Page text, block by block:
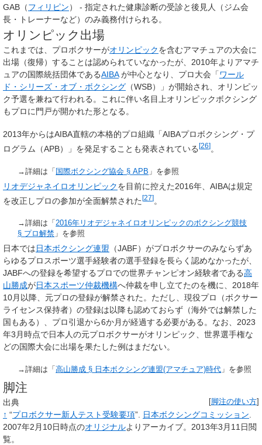
GAB（フィリピン） - 指定された健康診断の受診と後見人（ジム会
長・トレーナーなど）のみ義務付けられる。
オリンピック出場
これまでは、プロボクサーがオリンピックを含むアマチュアの大会に
出場（復帰）することは認められていなかったが、2010年よりアマチ
ュアの国際統括団体であるAIBAが中心となり、プロ大会「ワール
ド・シリーズ・オブ・ボクシング （WSB）」が開始され、オリンピッ
ク予選を兼ねて行われる。これに伴い名目上オリンピックボクシング
もプロに門戸が開かれた形となる。
2013年からはAIBA直轄の本格的プロ組織「AIBAプロボクシング・プ
ログラム（APB）」を発足することも発表されている [26] 。
→詳細は「 国際ボクシング協会 § APB 」を参照
リオデジャネイロオリンピックを目前に控えた2016年、AIBAは規定
を改正しプロの参加が全面解禁された[27]。
→詳細は「2016年リオデジャネイロオリンピックのボクシング競技
§ プロ解禁 」を参照
日本では日本ボクシング連盟 （JABF）がプロボクサーのみならずあ
らゆるプロスポーツ選手経験者の選手登録を長らく認めなかったが、
JABFへの登録を希望するプロでの世界チャンピオン経験者である高
山勝成が日本スポーツ仲裁機構へ仲裁を申し立てたのを機に、2018年
10月以降、元プロの登録が解禁された。ただし、現役プロ（ボクサー
ライセンス保持者）の登録は以降も認めておらず（海外では解禁した
国もある）、プロ引退から6か月が経過する必要がある。なお、2023
年3月時点で日本人の元プロボクサーがオリンピック、世界選手権な
どの国際大会に出場を果たした例はまだない。
→詳細は「 高山勝成 § 日本ボクシング連盟(アマチュア)時代 」を参照
脚注
脚注の使い方
出典
↑ “プロボクサー新人テスト受験要項”. 日本ボクシングコミッション.
2007年2月10日時点のオリジナルよりアーカイブ。2013年3月11日閲
覧。